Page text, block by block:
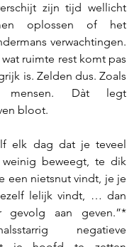
zijn tijd wellicht
oplossen of het
verwachtingen.
ruimte rest komt pas
is. Zelden dus. Zoals
mensen. Dàt legt
bloot.
elk dag dat je teveel
beweegt, te dik
een nietsnut vindt, je je
lelijk vindt, … dan
aan geven.”*
negatieve